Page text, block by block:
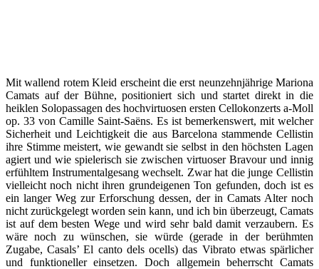
Mit wallend rotem Kleid erscheint die erst neunzehnjährige Mariona
Camats auf der Bühne, positioniert sich und startet direkt in die
heiklen Solopassagen des hochvirtuosen ersten Cellokonzerts a-Moll
op. 33 von Camille Saint-Saëns. Es ist bemerkenswert, mit welcher
Sicherheit und Leichtigkeit die aus Barcelona stammende Cellistin
ihre Stimme meistert, wie gewandt sie selbst in den höchsten Lagen
agiert und wie spielerisch sie zwischen virtuoser Bravour und innig
erfühltem Instrumentalgesang wechselt. Zwar hat die junge Cellistin
vielleicht noch nicht ihren grundeigenen Ton gefunden, doch ist es
ein langer Weg zur Erforschung dessen, der in Camats Alter noch
nicht zurückgelegt worden sein kann, und ich bin überzeugt, Camats
ist auf dem besten Wege und wird sehr bald damit verzaubern. Es
wäre noch zu wünschen, sie würde (gerade in der berühmten
Zugabe, Casals’ El canto dels ocells) das Vibrato etwas spärlicher
und funktioneller einsetzen. Doch allgemein beherrscht Camats